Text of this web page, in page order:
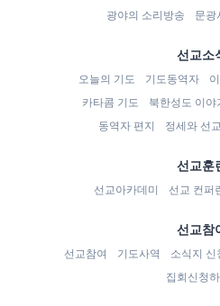
광야의 소리방송
문광
선교소
오늘의 기도 기도동역자
카타콤 기도
북한성도 이야
동역자 편지
정세와 선교
선교훈
선교아카데미 선교 컨퍼
선교참
선교참여 기도사역 소식지 신
집회신청